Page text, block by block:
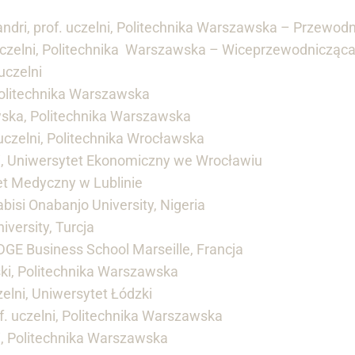
prof. uczelni, Politechnika Warszawska –
Politechnika Warszawska – Wiceprzewodnicząca
Warszawska
Politechnika Warszawska
Politechnika Wrocławska
Ekonomiczny we Wrocławiu
Medyczny w Lublinie
Onabanjo University, Nigeria
Turcja
Business School Marseille, Francja
Politechnika Warszawska
Uniwersytet Łódzki
uczelni, Politechnika Warszawska
Politechnika Warszawska